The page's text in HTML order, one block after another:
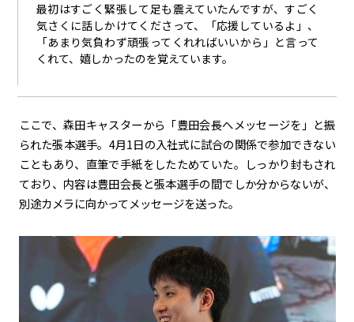
最初はすごく緊張して足も震えていたんですが、すごく
気さくに話しかけてくださって、「応援しているよ」、
「あまり気負わず頑張ってくれればいいから」と言って
くれて、嬉しかったのを覚えています。
ここで、森田キャスターから「豊田会長へメッセージを」と振
られた張本選手。 4月1日の入社式に試合の関係で参加できない
こともあり、直筆で手紙をしたためていた。しっかり封もされ
ており、内容は豊田会長と張本選手の間でしか分からないが、
別途カメラに向かってメッセージを送った。